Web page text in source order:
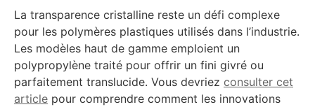
La transparence cristalline reste un défi complexe
pour les polymères plastiques utilisés dans l’industrie.
Les modèles haut de gamme emploient un
polypropylène traité pour offrir un fini givré ou
parfaitement translucide. Vous devriez consulter cet
article pour comprendre comment les innovations